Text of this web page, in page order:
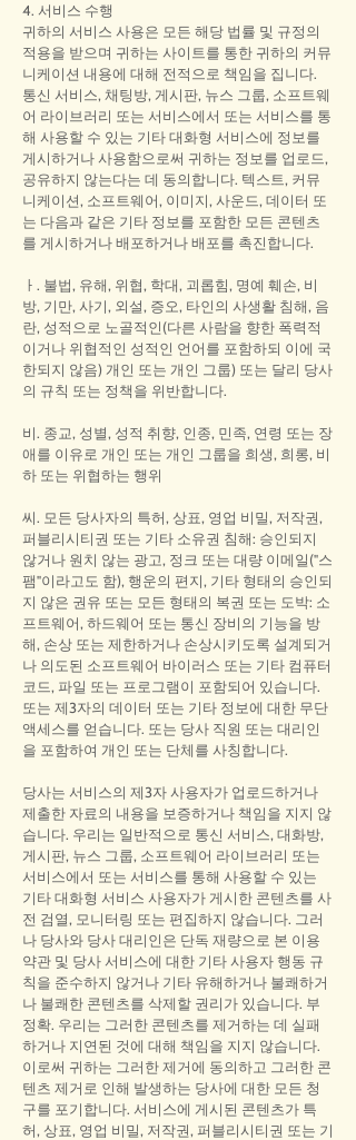
4. 서비스 수행
귀하의 서비스 사용은 모든 해당 법률 및 규정의
적용을 받으며 귀하는 사이트를 통한 귀하의 커뮤
니케이션 내용에 대해 전적으로 책임을 집니다.
통신 서비스, 채팅방, 게시판, 뉴스 그룹, 소프트웨
어 라이브러리 또는 서비스에서 또는 서비스를 통
해 사용할 수 있는 기타 대화형 서비스에 정보를
게시하거나 사용함으로써 귀하는 정보를 업로드,
공유하지 않는다는 데 동의합니다. 텍스트, 커뮤
니케이션, 소프트웨어, 이미지, 사운드, 데이터 또
는 다음과 같은 기타 정보를 포함한 모든 콘텐츠
를 게시하거나 배포하거나 배포를 촉진합니다.
ㅏ. 불법, 유해, 위협, 학대, 괴롭힘, 명예 훼손, 비
방, 기만, 사기, 외설, 증오, 타인의 사생활 침해, 음
란, 성적으로 노골적인(다른 사람을 향한 폭력적
이거나 위협적인 성적인 언어를 포함하되 이에 국
한되지 않음) 개인 또는 개인 그룹) 또는 달리 당사
의 규칙 또는 정책을 위반합니다.
비. 종교, 성별, 성적 취향, 인종, 민족, 연령 또는 장
애를 이유로 개인 또는 개인 그룹을 희생, 희롱, 비
하 또는 위협하는 행위
씨. 모든 당사자의 특허, 상표, 영업 비밀, 저작권,
퍼블리시티권 또는 기타 소유권 침해: 승인되지
않거나 원치 않는 광고, 정크 또는 대량 이메일("스
팸"이라고도 함), 행운의 편지, 기타 형태의 승인되
지 않은 권유 또는 모든 형태의 복권 또는 도박: 소
프트웨어, 하드웨어 또는 통신 장비의 기능을 방
해, 손상 또는 제한하거나 손상시키도록 설계되거
나 의도된 소프트웨어 바이러스 또는 기타 컴퓨터
코드, 파일 또는 프로그램이 포함되어 있습니다.
또는 제3자의 데이터 또는 기타 정보에 대한 무단
액세스를 얻습니다. 또는 당사 직원 또는 대리인
을 포함하여 개인 또는 단체를 사칭합니다.
당사는 서비스의 제3자 사용자가 업로드하거나
제출한 자료의 내용을 보증하거나 책임을 지지 않
습니다. 우리는 일반적으로 통신 서비스, 대화방,
게시판, 뉴스 그룹, 소프트웨어 라이브러리 또는
서비스에서 또는 서비스를 통해 사용할 수 있는
기타 대화형 서비스 사용자가 게시한 콘텐츠를 사
전 검열, 모니터링 또는 편집하지 않습니다. 그러
나 당사와 당사 대리인은 단독 재량으로 본 이용
약관 및 당사 서비스에 대한 기타 사용자 행동 규
칙을 준수하지 않거나 기타 유해하거나 불쾌하거
나 불쾌한 콘텐츠를 삭제할 권리가 있습니다. 부
정확. 우리는 그러한 콘텐츠를 제거하는 데 실패
하거나 지연된 것에 대해 책임을 지지 않습니다.
이로써 귀하는 그러한 제거에 동의하고 그러한 콘
텐츠 제거로 인해 발생하는 당사에 대한 모든 청
구를 포기합니다. 서비스에 게시된 콘텐츠가 특
허, 상표, 영업 비밀, 저작권, 퍼블리시티권 또는 기